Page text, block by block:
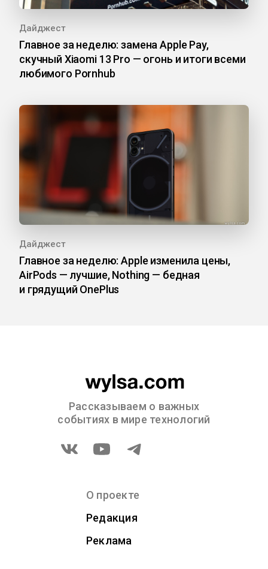
Дайджест
Главное за неделю: замена Apple Pay,
скучный Xiaomi 13 Pro — огонь и итоги всеми
любимого Pornhub
Дайджест
Главное за неделю: Apple изменила цены,
AirPods — лучшие, Nothing — бедная
и грядущий OnePlus
Рассказываем о важных
событиях в мире технологий
О проекте
Редакция
Реклама